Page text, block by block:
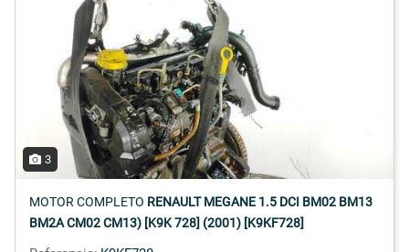
3
MOTOR COMPLETO RENAULT MEGANE 1.5 DCI BM02 BM13
BM2A CM02 CM13) [K9K 728] (2001) [K9KF728]